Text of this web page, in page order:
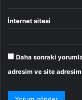
İnternet sitesi
Daha sonraki
adresim ve site